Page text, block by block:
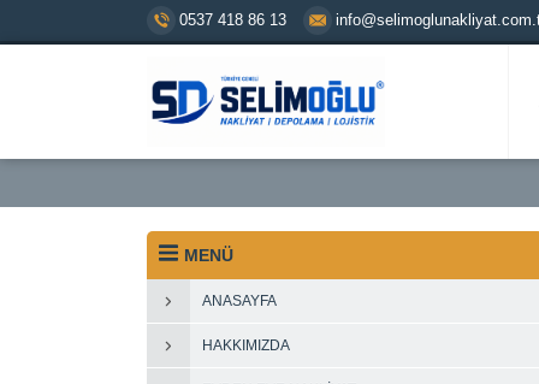
0537 418 86 13
MENÜ
ANASAYFA
HAKKIMIZDA